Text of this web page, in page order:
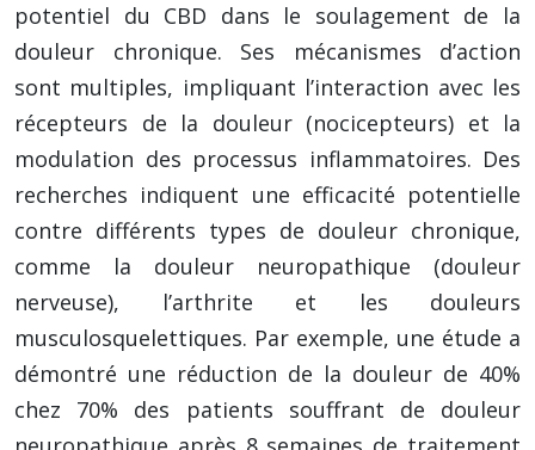
potentiel du CBD dans le soulagement de la
douleur chronique. Ses mécanismes d’action
sont multiples, impliquant l’interaction avec les
récepteurs de la douleur (nocicepteurs) et la
modulation des processus inflammatoires. Des
recherches indiquent une efficacité potentielle
contre différents types de douleur chronique,
comme la douleur neuropathique (douleur
nerveuse), l’arthrite et les douleurs
musculosquelettiques. Par exemple, une étude a
démontré une réduction de la douleur de 40%
chez 70% des patients souffrant de douleur